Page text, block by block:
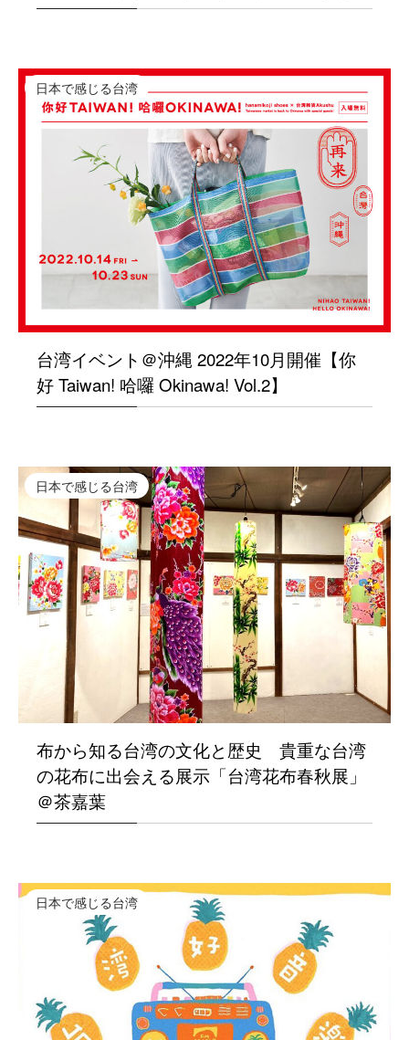
日本で感じる台湾
台湾イベント＠沖縄 2022年10月開催【你
好 Taiwan! 哈囉 Okinawa! Vol.2】
日本で感じる台湾
布から知る台湾の文化と歴史 貴重な台湾
の花布に出会える展示「台湾花布春秋展」
＠茶嘉葉
日本で感じる台湾